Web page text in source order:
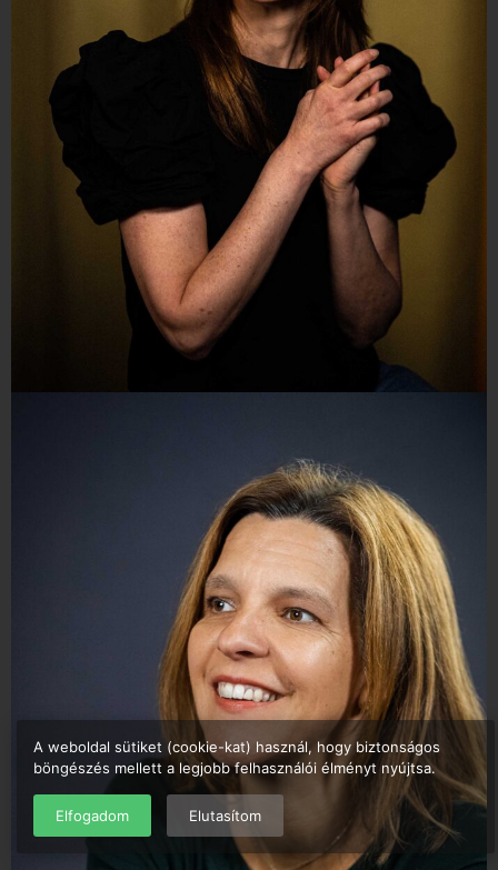
A weboldal sütiket (cookie-kat) használ, hogy biztonságos
böngészés mellett a legjobb felhasználói élményt nyújtsa.
Elfogadom Elutasítom